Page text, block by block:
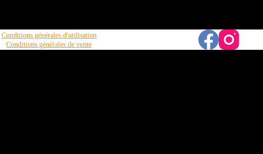
Conditions générales d'utilisation
Conditions générales de vente